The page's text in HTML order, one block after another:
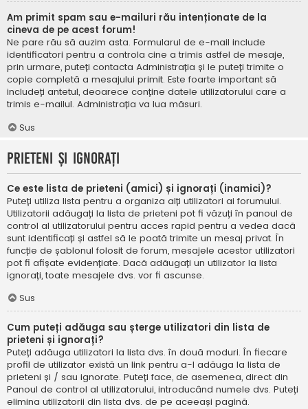
Am primit spam sau e-mailuri rău intenționate de la
cineva de pe acest forum!
Ne pare rău să auzim asta. Formularul de e-mail include
identificatori pentru a controla cine a trimis astfel de mesaje,
prin urmare, puteți contacta Administrația și le puteți trimite o
copie completă a mesajului primit. Este foarte important să
includeți antetul, deoarece conține datele utilizatorului care a
trimis e-mailul. Administrația va lua măsuri.
Sus
Prieteni și ignorați
Ce este lista de prieteni (amici) și ignorați (inamici)?
Puteți utiliza lista pentru a organiza alți utilizatori ai forumului.
Utilizatorii adăugați la lista de prieteni pot fi văzuți în panoul de
control al utilizatorului pentru acces rapid pentru a vedea dacă
sunt identificați și astfel să le poată trimite un mesaj privat. În
funcție de șablonul folosit de forum, mesajele acestor utilizatori
pot fi afișate evidențiate. Dacă adăugați un utilizator la lista
ignorați, toate mesajele dvs. vor fi ascunse.
Sus
Cum puteți adăuga sau șterge utilizatori din lista de
prieteni și ignorați?
Puteți adăuga utilizatori la lista dvs. în două moduri. În fiecare
profil de utilizator există un link pentru a-l adăuga la lista de
prieteni și / sau ignorate. Puteți face, de asemenea, direct din
Panoul de control al utilizatorului, introducând numele dvs. Puteți
elimina utilizatorii din lista dvs. de pe aceeași pagină.